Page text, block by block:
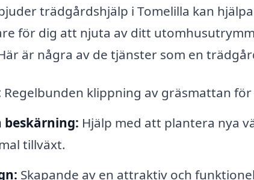
trädgårdshjälp i Tomelilla kan
för dig att njuta av ditt
är några av de tjänster som en
Regelbunden klippning av gräsmattan
beskärning: Hjälp med att plantera nya
tillväxt.
Skapande av en attraktiv och